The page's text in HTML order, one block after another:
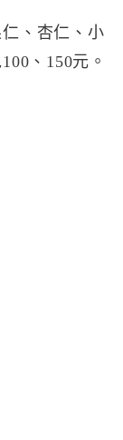
、杏仁、小
、150元。